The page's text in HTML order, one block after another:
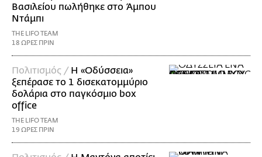
Βασιλείου πωλήθηκε στο Άμπου
Ντάμπι
THE LIFO TEAM
18 ΩΡΕΣ ΠΡΙΝ
Πολιτισμός / Η «Οδύσσεια»
ξεπέρασε το 1 δισεκατομμύριο
δολάρια στο παγκόσμιο box
office
THE LIFO TEAM
19 ΩΡΕΣ ΠΡΙΝ